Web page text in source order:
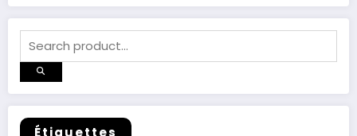
Channel